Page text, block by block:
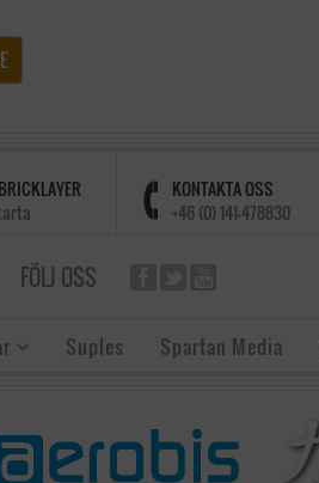
KONTAKTA OSS
+46 (0) 141-478830
FÖLJ OSS
Suples Spartan Media